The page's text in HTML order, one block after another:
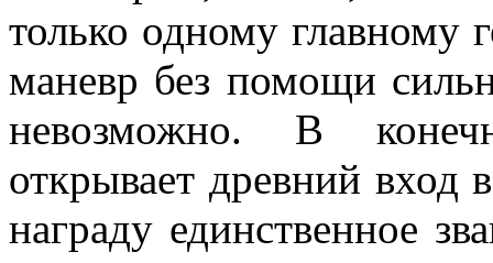
только одному главному
маневр без помощи
невозможно. В
открывает древний вход
награду единственное